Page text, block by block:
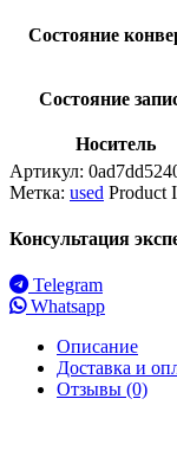
Состояние
Состояние
Носитель
Артикул:
Метка: used Product
Консультация
Telegram
Whatsapp
Описание
Доставка и
Отзывы (0)